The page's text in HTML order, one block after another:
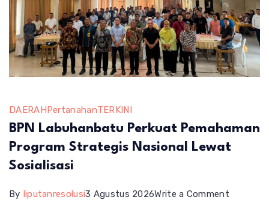
DAERAHPertanahanTERKINI
BPN Labuhanbatu Perkuat Pemahaman
Program Strategis Nasional Lewat
Sosialisasi
By liputanresolusi3 Agustus 2026Write a Commenton